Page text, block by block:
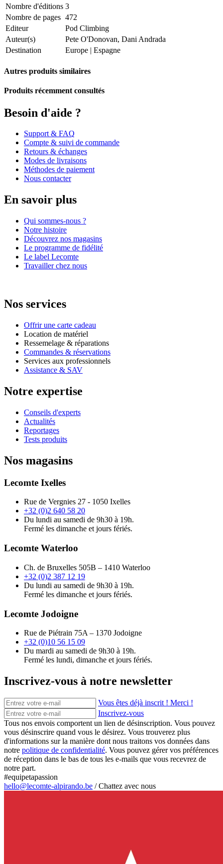
Nombre d'éditions 3
Nombre de pages 472
Editeur
Pod Climbing
Auteur(s)
Pete O'Donovan, Dani Andrada
Destination
Europe | Espagne
Autres produits similaires
Produits récemment consultés
Besoin d'aide ?
Support & FAQ
Compte & suivi de commande
Retours & échanges
Modes de livraisons
Méthodes de paiement
Nous contacter
En savoir plus
Qui sommes-nous ?
Notre histoire
Découvrez nos magasins
Le programme de fidélité
Le label Lecomte
Travailler chez nous
Nos services
Offrir une carte cadeau
Location de matériel
Ressemelage & réparations
Commandes & réservations
Services aux professionnels
Assistance & SAV
Notre expertise
Conseils d'experts
Actualités
Reportages
Tests produits
Nos magasins
Lecomte Ixelles
Rue de Vergnies 27 - 1050 Ixelles
+32 (0)2 640 58 20
Du lundi au samedi de 9h30 à 19h.
Fermé les dimanche et jours fériés.
Lecomte Waterloo
Ch. de Bruxelles 505B – 1410 Waterloo
+32 (0)2 387 12 19
Du lundi au samedi de 9h30 à 19h.
Fermé les dimanche et jours fériés.
Lecomte Jodoigne
Rue de Piétrain 75A – 1370 Jodoigne
+32 (0)10 56 15 09
Du mardi au samedi de 9h30 à 19h.
Fermé les lundi, dimanche et jours fériés.
Inscrivez-vous à notre newsletter
Vous êtes déjà inscrit ! Merci !
Inscrivez-vous
Tous nos envois comportent un lien de désinscription. Vous pouvez
vous désinscrire quand vous le désirez. Vous trouverez plus
d'informations sur la manière dont nous traitons vos données dans
notre politique de confidentialité. Vous pouvez gérer vos préférences
de réception dans le bas de tous les e-mails que vous recevrez de
notre part.
#equipetapassion
hello@lecomte-alpirando.be /Chattez avec nous